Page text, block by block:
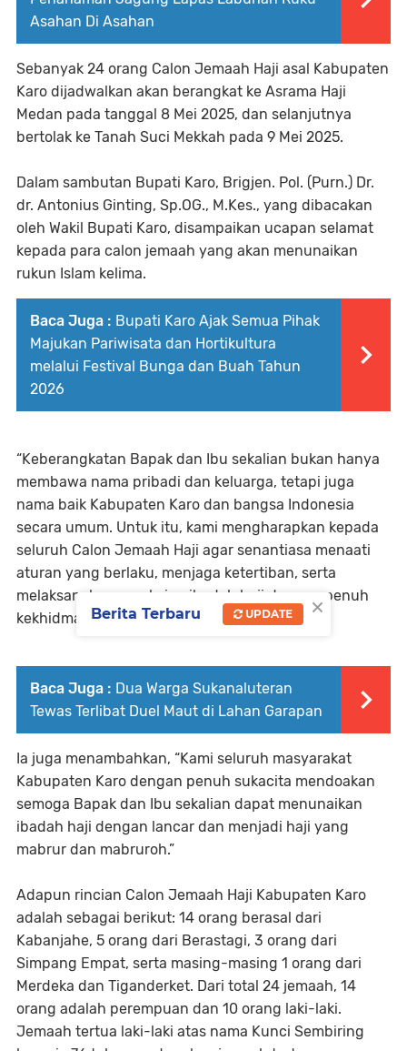
Asahan Di Asahan
Sebanyak 24 orang Calon Jemaah Haji asal Kabupaten
Karo dijadwalkan akan berangkat ke Asrama Haji
Medan pada tanggal 8 Mei 2025, dan selanjutnya
bertolak ke Tanah Suci Mekkah pada 9 Mei 2025.
Dalam sambutan Bupati Karo, Brigjen. Pol. (Purn.) Dr.
dr. Antonius Ginting, Sp.OG., M.Kes., yang dibacakan
oleh Wakil Bupati Karo, disampaikan ucapan selamat
kepada para calon jemaah yang akan menunaikan
rukun Islam kelima.
Baca Juga : Bupati Karo Ajak Semua Pihak
Majukan Pariwisata dan Hortikultura
melalui Festival Bunga dan Buah Tahun
2026
“Keberangkatan Bapak dan Ibu sekalian bukan hanya
membawa nama pribadi dan keluarga, tetapi juga
nama baik Kabupaten Karo dan bangsa Indonesia
secara umum. Untuk itu, kami mengharapkan kepada
seluruh Calon Jemaah Haji agar senantiasa menaati
aturan yang berlaku, menjaga ketertiban, serta
melaksanakan rangkaian ibadah haji dengan penuh
kekhidmatan,” ujar Wakil Bupati Karo.
Baca Juga : Dua Warga Sukanaluteran
Tewas Terlibat Duel Maut di Lahan Garapan
Ia juga menambahkan, “Kami seluruh masyarakat
Kabupaten Karo dengan penuh sukacita mendoakan
semoga Bapak dan Ibu sekalian dapat menunaikan
ibadah haji dengan lancar dan menjadi haji yang
mabrur dan mabruroh.”
Adapun rincian Calon Jemaah Haji Kabupaten Karo
adalah sebagai berikut: 14 orang berasal dari
Kabanjahe, 5 orang dari Berastagi, 3 orang dari
Simpang Empat, serta masing-masing 1 orang dari
Merdeka dan Tiganderket. Dari total 24 jemaah, 14
orang adalah perempuan dan 10 orang laki-laki.
Jemaah tertua laki-laki atas nama Kunci Sembiring
×
Berita Terbaru UPDATE